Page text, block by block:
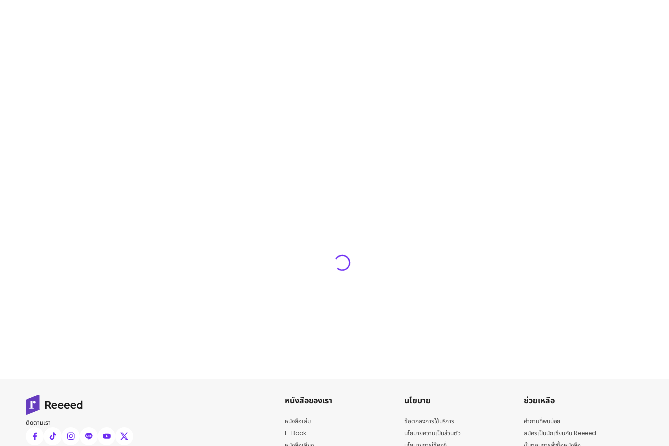
ติดตามเรา
หนังสือของเรา
หนังสือเล่ม
E-Book
นโยบาย
ข้อตกลงการใช้บริการ
นโยบายความเป็นส่วนตัว
ช่วยเหลือ
คำถามที่พบบ่อย
สมัครเป็นนักเขียนกับ Reeeed